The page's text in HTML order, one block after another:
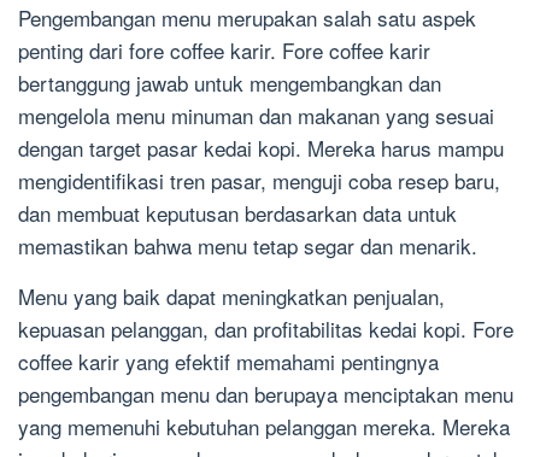
Pengembangan menu merupakan salah satu aspek
penting dari fore coffee karir. Fore coffee karir
bertanggung jawab untuk mengembangkan dan
mengelola menu minuman dan makanan yang sesuai
dengan target pasar kedai kopi. Mereka harus mampu
mengidentifikasi tren pasar, menguji coba resep baru,
dan membuat keputusan berdasarkan data untuk
memastikan bahwa menu tetap segar dan menarik.
Menu yang baik dapat meningkatkan penjualan,
kepuasan pelanggan, dan profitabilitas kedai kopi. Fore
coffee karir yang efektif memahami pentingnya
pengembangan menu dan berupaya menciptakan menu
yang memenuhi kebutuhan pelanggan mereka. Mereka